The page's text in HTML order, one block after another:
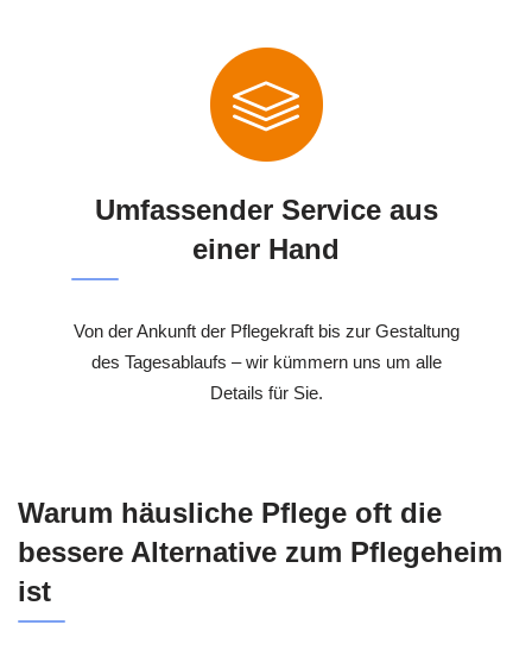
Umfassender Service aus
einer Hand
Von der Ankunft der Pflegekraft bis zur Gestaltung
des Tagesablaufs – wir kümmern uns um alle
Details für Sie.
Warum häusliche Pflege oft die
bessere Alternative zum Pflegeheim
ist